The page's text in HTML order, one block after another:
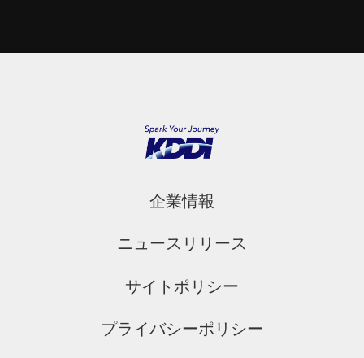
企業情報
ニュースリリース
サイトポリシー
プライバシーポリシー